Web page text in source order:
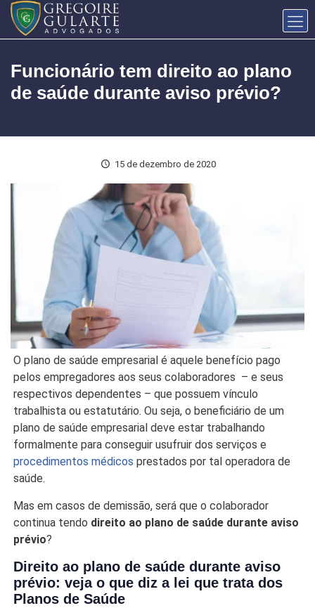
Funcionário tem direito ao plano
de saúde durante aviso prévio?
15 de dezembro de 2020
O plano de saúde empresarial é aquele benefício pago
pelos empregadores aos seus colaboradores – e seus
respectivos dependentes – que possuem vínculo
trabalhista ou estatutário. Ou seja, o beneficiário de um
plano de saúde empresarial deve estar trabalhando
formalmente para conseguir usufruir dos serviços e
procedimentos médicosprestados por tal operadora de
saúde.
Mas em casos de demissão, será que o colaborador
continua tendo direito ao plano de saúde durante aviso
prévio?
Direito ao plano de saúde durante aviso
prévio: veja o que diz a lei que trata dos
Planos de Saúde